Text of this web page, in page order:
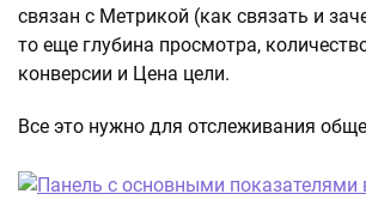
связан с Метрикой (как связать и
то еще глубина просмотра,
конверсии и Цена цели.
Все это нужно для отслеживания